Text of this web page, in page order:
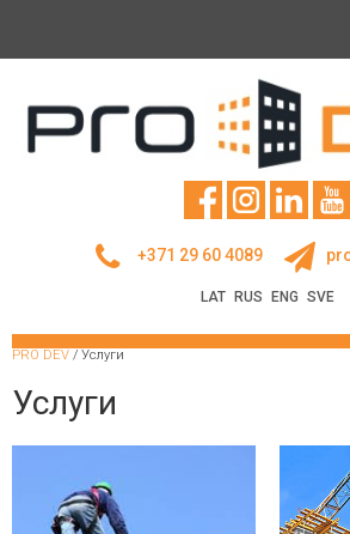
+371 29 60 4089
LAT RUS ENG SVE
PRO DEV / Услуги
Услуги